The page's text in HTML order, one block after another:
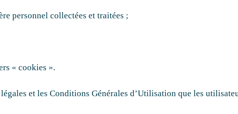
personnel collectées et traitées ;
« cookies ».
et les Conditions Générales d’Utilisation que les